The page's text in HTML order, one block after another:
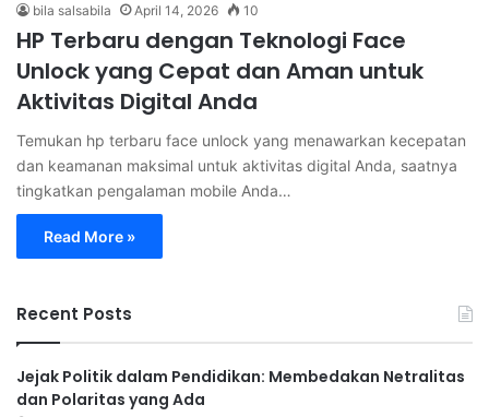
bila salsabila April 14, 2026 10
HP Terbaru dengan Teknologi Face
Unlock yang Cepat dan Aman untuk
Aktivitas Digital Anda
Temukan hp terbaru face unlock yang menawarkan kecepatan
dan keamanan maksimal untuk aktivitas digital Anda, saatnya
tingkatkan pengalaman mobile Anda…
Read More »
Recent Posts
Jejak Politik dalam Pendidikan: Membedakan Netralitas
dan Polaritas yang Ada